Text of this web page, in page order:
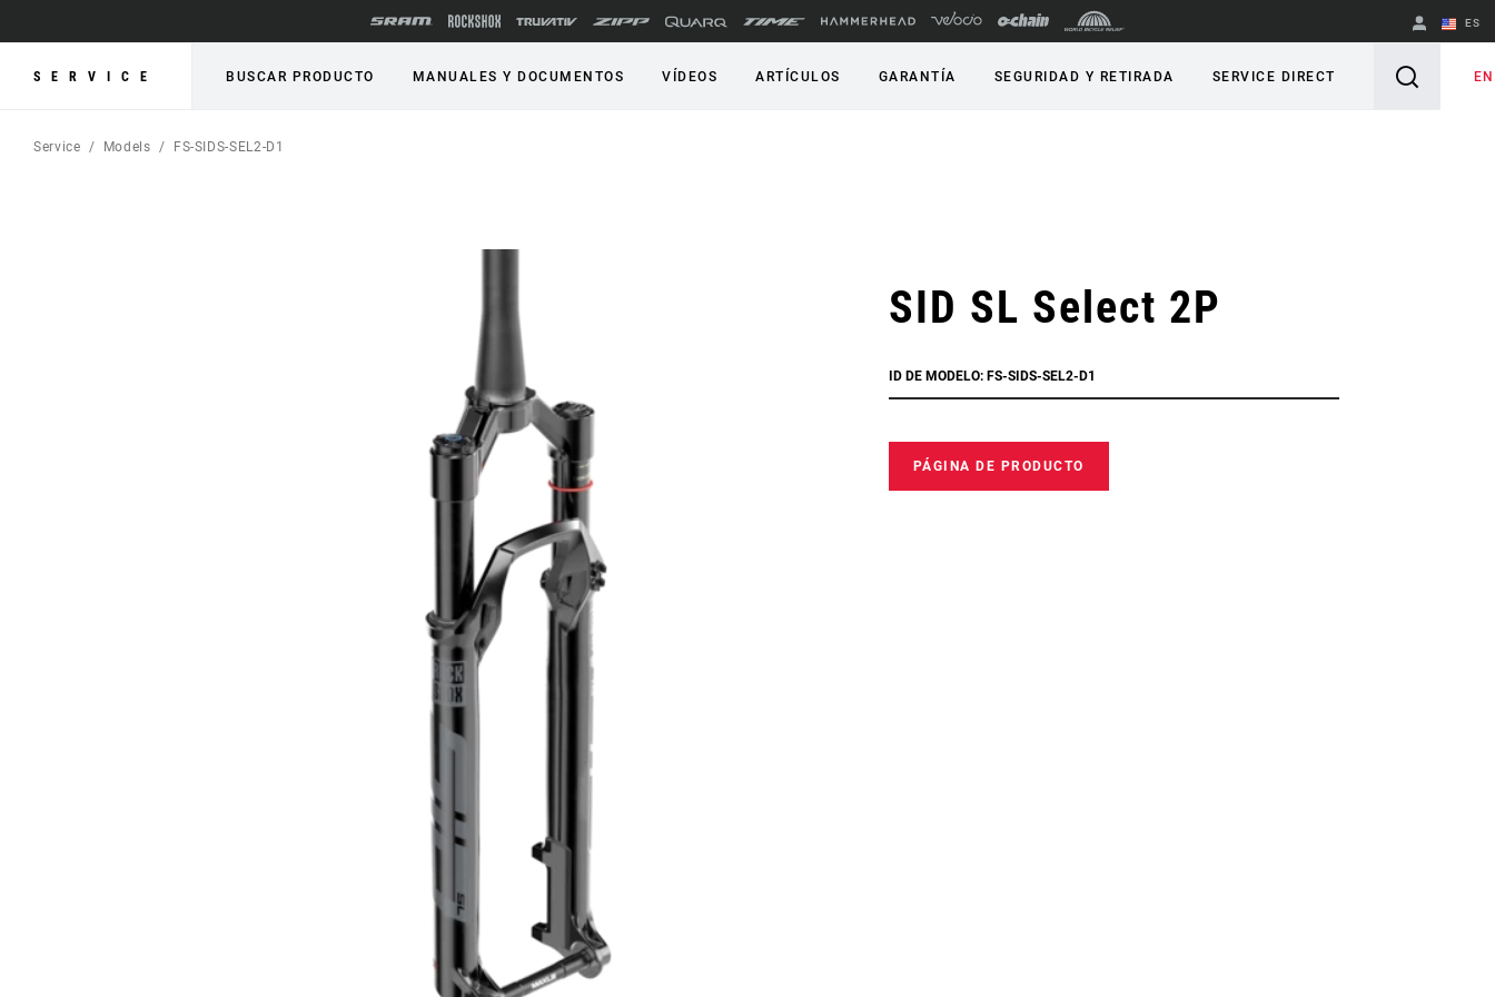
ES
English
SERVICE BUSCAR PRODUCTO MANUALES Y DOCUMENTOS VÍDEOS ARTÍCULOS GARANTÍA SEGURIDAD Y RETIRADA SERVICE DIRECT
Service Models FS-SIDS-SEL2-D1
SID SL Select 2P
ID DE MODELO: FS-SIDS-SEL2-D1
PÁGINA DE PRODUCTO